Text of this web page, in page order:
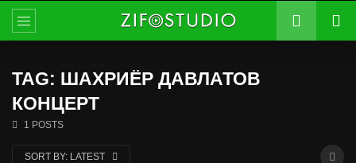
TAG: ШАХРИЁР ДАВЛАТОВ
КОНЦЕРТ
1 POSTS
SORT BY: LATEST